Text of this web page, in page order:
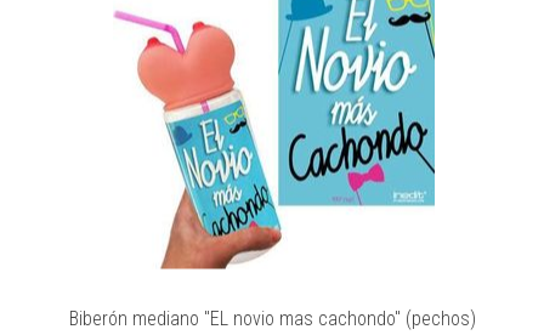
Biberón mediano "EL novio mas cachondo" (pechos)